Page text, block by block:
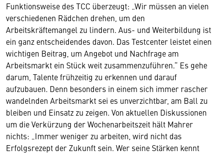
Funktionsweise des TCC überzeugt: „Wir müssen an vielen
verschiedenen Rädchen drehen, um den
Arbeitskräftemangel zu lindern. Aus- und Weiterbildung ist
ein ganz entscheidendes davon. Das Testcenter leistet einen
wichtigen Beitrag, um Angebot und Nachfrage am
Arbeitsmarkt ein Stück weit zusammenzuführen.“ Es gehe
darum, Talente frühzeitig zu erkennen und darauf
aufzubauen. Denn besonders in einem sich immer rascher
wandelnden Arbeitsmarkt sei es unverzichtbar, am Ball zu
bleiben und Einsatz zu zeigen. Von aktuellen Diskussionen
um die Verkürzung der Wochenarbeitszeit hält Mahrer
nichts: „Immer weniger zu arbeiten, wird nicht das
Erfolgsrezept der Zukunft sein. Wer seine Stärken kennt